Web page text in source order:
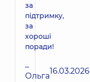
за
підтримку,
за
хороші
поради!
–
Ольга16.03.2026